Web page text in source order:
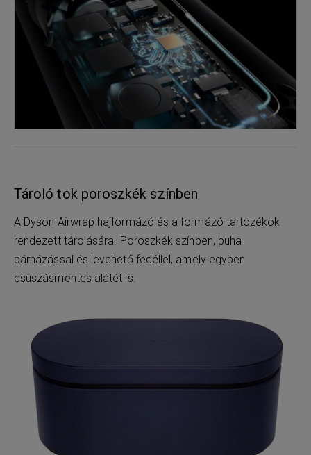
Tároló tok poroszkék színben
A Dyson Airwrap hajformázó és a formázó tartozékok
rendezett tárolására. Poroszkék színben, puha
párnázással és levehető fedéllel, amely egyben
csúszásmentes alátét is.